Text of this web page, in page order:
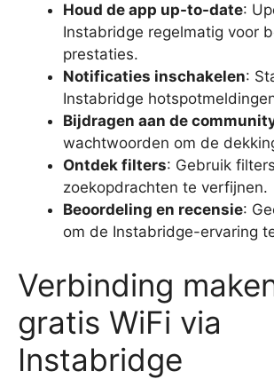
Houd de app up-to-date:
Instabridge regelmatig voor
prestaties.
Notificaties inschakelen:
Instabridge
Bijdragen aan de
wachtwoorden om de
Ontdek filters: Gebruik
zoekopdrachten te verfijnen.
Beoordeling en recensie:
om de Instabridge-ervaring
Verbinding
gratis WiFi via
Instabridge